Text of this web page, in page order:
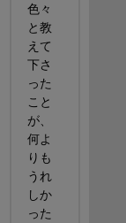
色々
と教
えて
下さ
った
こと
が、
何よ
りも
うれ
しか
った